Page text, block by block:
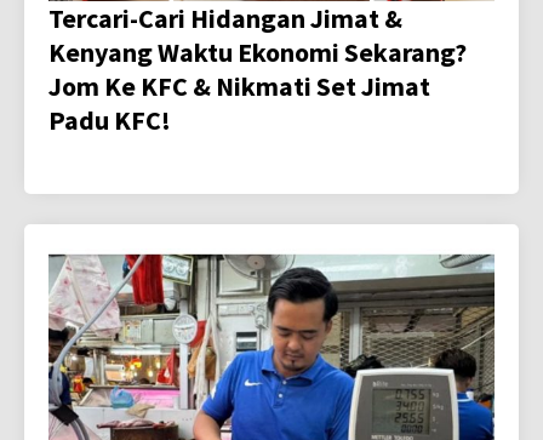
Tercari-Cari Hidangan Jimat &
Kenyang Waktu Ekonomi Sekarang?
Jom Ke KFC & Nikmati Set Jimat
Padu KFC!